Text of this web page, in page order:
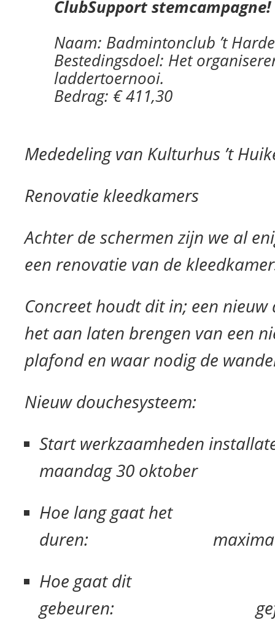
ClubSupport stemcampagne!
Naam: Badmintonclub ’t Harde
Bestedingsdoel: Het
laddertoernooi.
Bedrag: € 411,30
Mededeling van Kulturhus ’t
Renovatie kleedkamers
Achter de schermen zijn we al
een renovatie van de
Concreet houdt dit in; een nieuw
het aan laten brengen van een
plafond en waar nodig de
Nieuw douchesysteem:
Start werkzaamheden
maandag 30 oktober
Hoe lang gaat het
duren: maximaal
Hoe gaat dit
gebeuren: